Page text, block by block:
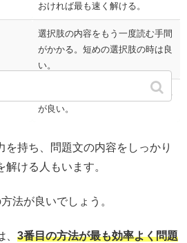
おければ最も速く解ける。
選択肢の内容をもう一度読む手間
がかかる。短めの選択肢の時は良
い。
記憶しておく必要がないので効率
が良い。
を持ち、問題文の内容をしっかり
ける人もいます。
法が良いでしょう。
3番目の方法が最も効率よく問題